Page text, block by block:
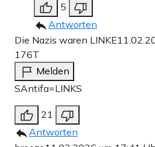
5
Antworten
Die Nazis waren LINKE
176T
Melden
SAntifa=LINKS
21
Antworten